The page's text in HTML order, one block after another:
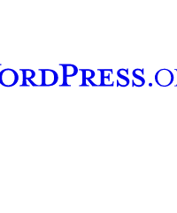
YouTube
naszego Tumblra